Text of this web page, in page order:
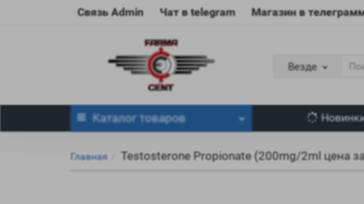
Связь Admin Чат в telegram Магазин в
Везде
Каталог товаров
Главная Testosterone Propionate (200mg/2ml цена